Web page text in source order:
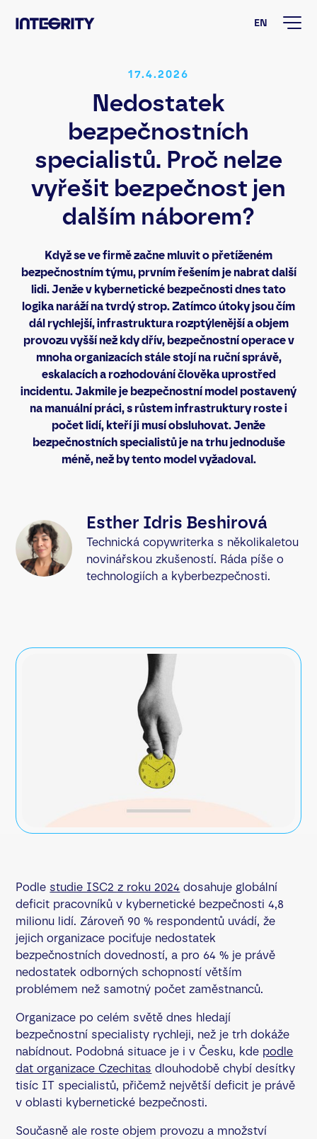
EN
17.4.2026
Nedostatek
bezpečnostních
specialistů. Proč nelze
vyřešit bezpečnost jen
dalším náborem?
Když se ve firmě začne mluvit o přetíženém
bezpečnostním týmu, prvním řešením je nabrat další
lidi. Jenže v kybernetické bezpečnosti dnes tato
logika naráží na tvrdý strop. Zatímco útoky jsou čím
dál rychlejší, infrastruktura rozptýlenější a objem
provozu vyšší než kdy dřív, bezpečnostní operace v
mnoha organizacích stále stojí na ruční správě,
eskalacích a rozhodování člověka uprostřed
incidentu. Jakmile je bezpečnostní model postavený
na manuální práci, s růstem infrastruktury roste i
počet lidí, kteří ji musí obsluhovat. Jenže
bezpečnostních specialistů je na trhu jednoduše
méně, než by tento model vyžadoval.
Esther Idris Beshirová
Technická copywriterka s několikaletou
novinářskou zkušeností. Ráda píše o
technologiích a kyberbezpečnosti.
Podle studie ISC2 z roku 2024 dosahuje globální
deficit pracovníků v kybernetické bezpečnosti 4,8
milionu lidí. Zároveň 90 % respondentů uvádí, že
jejich organizace pociťuje nedostatek
bezpečnostních dovedností, a pro 64 % je právě
nedostatek odborných schopností větším
problémem než samotný počet zaměstnanců.
Organizace po celém světě dnes hledají
bezpečnostní specialisty rychleji, než je trh dokáže
nabídnout. Podobná situace je i v Česku, kde podle
dat organizace Czechitas dlouhodobě chybí desítky
tisíc IT specialistů, přičemž největší deficit je právě
v oblasti kybernetické bezpečnosti.
Současně ale roste objem provozu a množství